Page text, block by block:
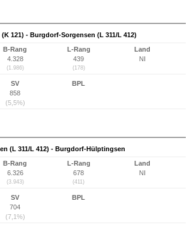
121) - Burgdorf-Sorgensen (L 311/L 412)
B-Rang
4.328
(1.986)
L-Rang
439
(178)
Land
NI
SV
858
(5,5%)
BPL
(L 311/L 412) - Burgdorf-Hülptingsen
B-Rang
6.326
(3.943)
L-Rang
678
(411)
Land
NI
SV
704
(7,1%)
BPL